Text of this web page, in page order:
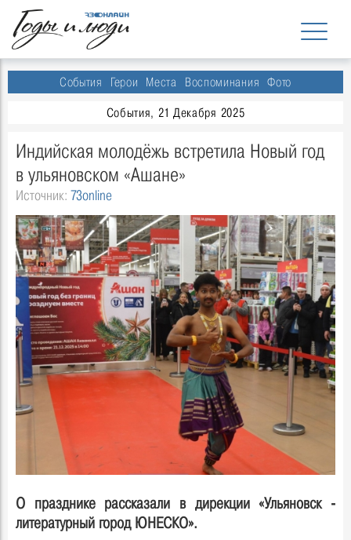
События Герои Места Воспоминания Фото
События, 21 Декабря 2025
Индийская молодёжь встретила Новый год
в ульяновском «Ашане»
Источник: 73online
О празднике рассказали в дирекции «Ульяновск -
литературный город ЮНЕСКО».